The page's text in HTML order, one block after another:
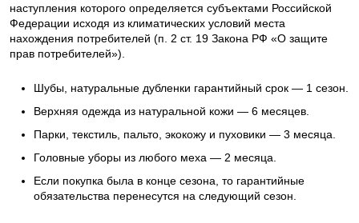
наступления которого определяется субъектами Российской
Федерации исходя из климатических условий места
нахождения потребителей (п. 2 ст. 19 Закона РФ «О защите
прав потребителей»).
Шубы, натуральные дубленки гарантийный срок — 1 сезон.
Верхняя одежда из натуральной кожи — 6 месяцев.
Парки, текстиль, пальто, экокожу и пуховики — 3 месяца.
Головные уборы из любого меха — 2 месяца.
Если покупка была в конце сезона, то гарантийные
обязательства перенесутся на следующий сезон.